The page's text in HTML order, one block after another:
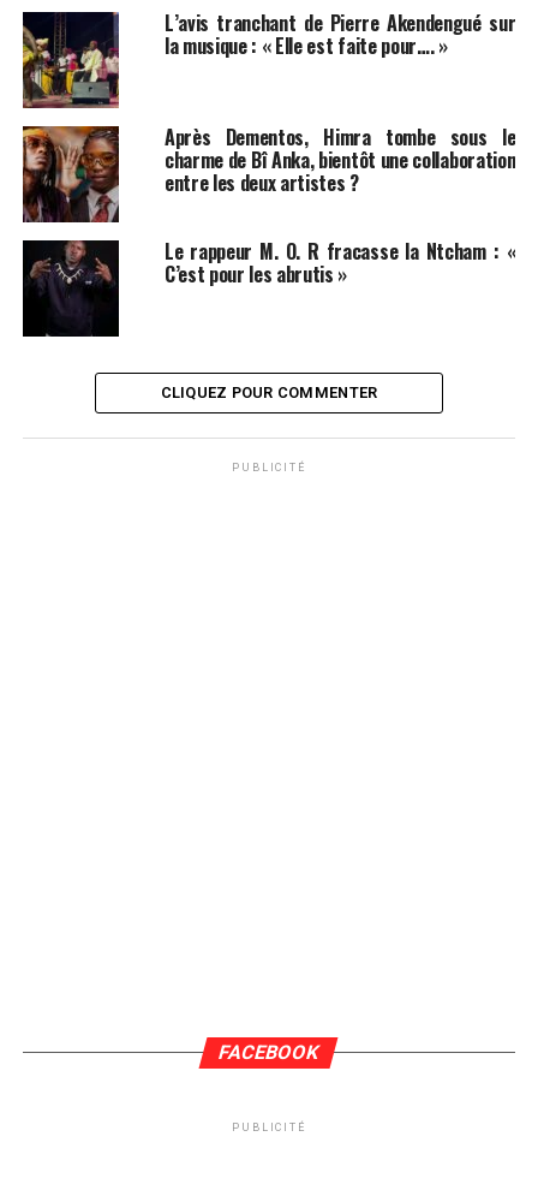
L’avis tranchant de Pierre Akendengué sur
la musique : « Elle est faite pour…. »
Après Dementos, Himra tombe sous le
charme de Bî Anka, bientôt une collaboration
entre les deux artistes ?
Le rappeur M. O. R fracasse la Ntcham : «
C’est pour les abrutis »
CLIQUEZ POUR COMMENTER
PUBLICITÉ
FACEBOOK
PUBLICITÉ